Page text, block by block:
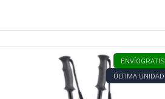
ENVÍOGRATIS
ÚLTIMA UNIDAD